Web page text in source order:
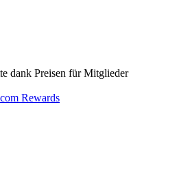
dank Preisen für Mitglieder
Rewards